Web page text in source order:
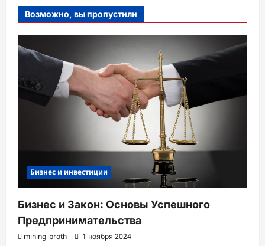
Возможно, вы пропустили
Бизнес и инвестиции
Бизнес и Закон: Основы Успешного
Предпринимательства
mining_broth 1 ноября 2024